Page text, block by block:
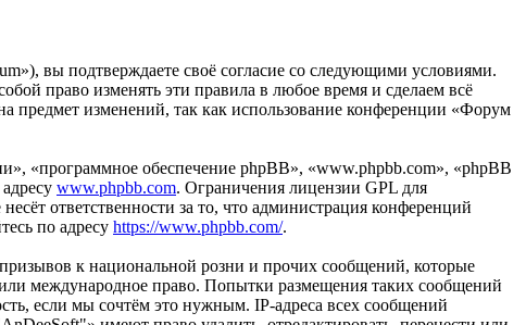
вы подтверждаете своё согласие со следующими условиями.
право изменять эти правила в любое время и сделаем всё
предмет изменений, так как использование конференции «Форум
«программное обеспечение phpBB», «www.phpbb.com», «phpBB
www.phpbb.com. Ограничения лицензии GPL для
ответственности за то, что администрация конференций
по адресу https://www.phpbb.com/.
к национальной розни и прочих сообщений, которые
международное право. Попытки размещения таких сообщений
если мы сочтём это нужным. IP-адреса всех сообщений